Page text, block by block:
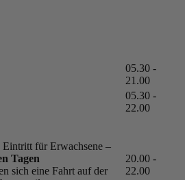
05.30 -
21.00
05.30 -
22.00
für Erwachsene –
Tagen
sich eine Fahrt auf der
20.00 -
22.00